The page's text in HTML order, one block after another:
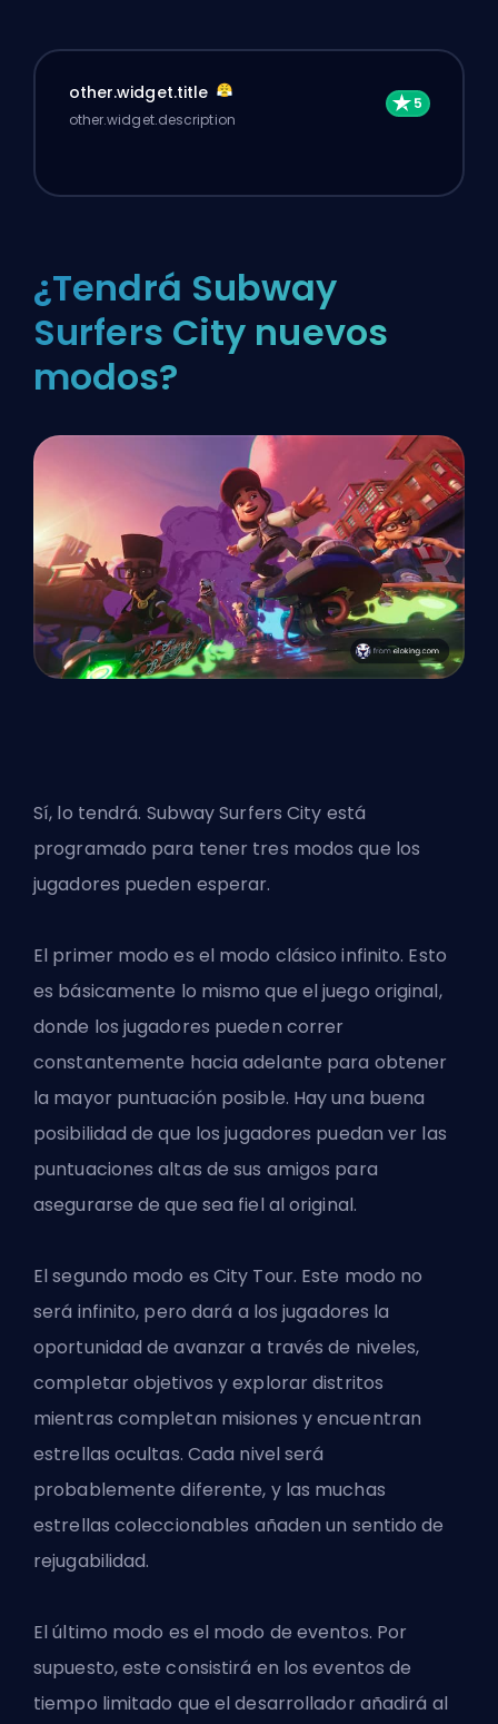
other.widget.title
other.widget.description
¿Tendrá Subway
Surfers City nuevos
modos?
Sí, lo tendrá. Subway Surfers City está
programado para tener tres modos que los
jugadores pueden esperar.
El primer modo es el modo clásico infinito. Esto
es básicamente lo mismo que el juego original,
donde los jugadores pueden correr
constantemente hacia adelante para obtener
la mayor puntuación posible. Hay una buena
posibilidad de que los jugadores puedan ver las
puntuaciones altas de sus amigos para
asegurarse de que sea fiel al original.
El segundo modo es City Tour. Este modo no
será infinito, pero dará a los jugadores la
oportunidad de avanzar a través de niveles,
completar objetivos y explorar distritos
mientras completan misiones y encuentran
estrellas ocultas. Cada nivel será
probablemente diferente, y las muchas
estrellas coleccionables añaden un sentido de
rejugabilidad.
El último modo es el modo de eventos. Por
supuesto, este consistirá en los eventos de
tiempo limitado que el desarrollador añadirá al